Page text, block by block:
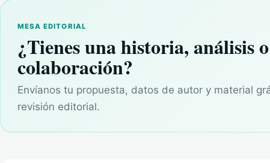
MESA EDITORIAL
¿Tienes una historia, análisis o
colaboración?
Envíanos tu propuesta, datos de autor y material
revisión editorial.